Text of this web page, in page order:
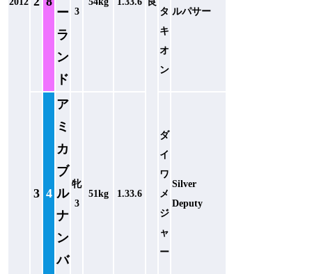
ー
ラ
ン
ド
3
タ
キ
オ
ン
ルパサー
3 4
ア
ミ
カ
ブ
ル
ナ
ン
バ
牝
3
51kg 1.33.6
ダ
イ
ワ
メ
ジ
ャ
ー
Silver
Deputy